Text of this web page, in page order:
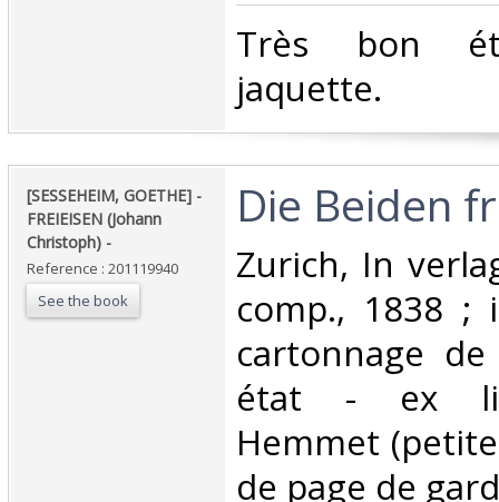
‎Très bon
jaquette.‎
‎[SESSEHEIM, GOETHE] -
FREIEISEN (Johann
Christoph) - ‎
Reference : 201119940
See the book
‎Die Beiden
‎Zurich, In
comp., 1838 ;
cartonnage
état - ex
Hemmet
de page de